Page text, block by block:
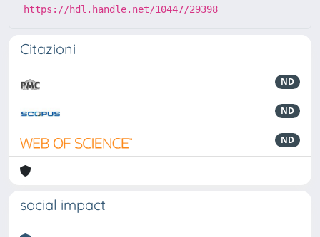
https://hdl.handle.net/10447/29398
Citazioni
ND
ND
ND
social impact